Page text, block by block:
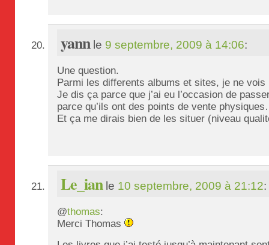
yann le 9 septembre, 2009 à 14:06:
Une question.
Parmi les differents albums et sites, je ne
Je dis ça parce que j’ai eu l’occasion de
parce qu’ils ont des points de vente
Et ça me dirais bien de les situer (niveau
Le_ian le 10 septembre, 2009 à 21:12:
@thomas:
Merci Thomas